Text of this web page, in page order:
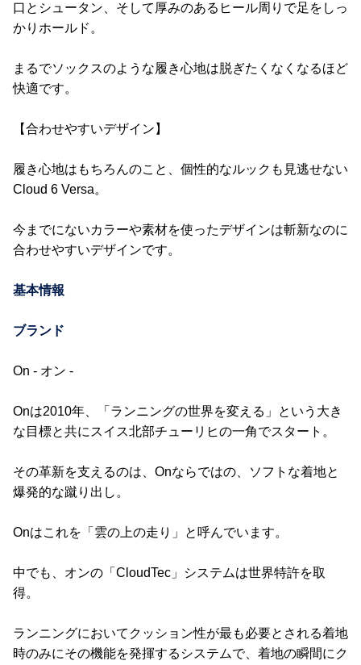
口とシュータン、そして厚みのあるヒール周りで足をしっ
かりホールド。
まるでソックスのような履き心地は脱ぎたくなくなるほど
快適です。
【合わせやすいデザイン】
履き心地はもちろんのこと、個性的なルックも見逃せない
Cloud 6 Versa。
今までにないカラーや素材を使ったデザインは斬新なのに
合わせやすいデザインです。
基本情報
ブランド
On - オン -
Onは2010年、「ランニングの世界を変える」という大き
な目標と共にスイス北部チューリヒの一角でスタート。
その革新を支えるのは、Onならではの、ソフトな着地と
爆発的な蹴り出し。
Onはこれを「雲の上の走り」と呼んでいます。
中でも、オンの「CloudTec」システムは世界特許を取
得。
ランニングにおいてクッション性が最も必要とされる着地
時のみにその機能を発揮するシステムで、着地の瞬間にク